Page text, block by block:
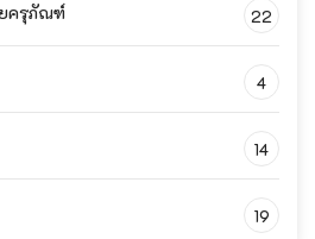
ครุภัณฑ์ 22
4
14
19